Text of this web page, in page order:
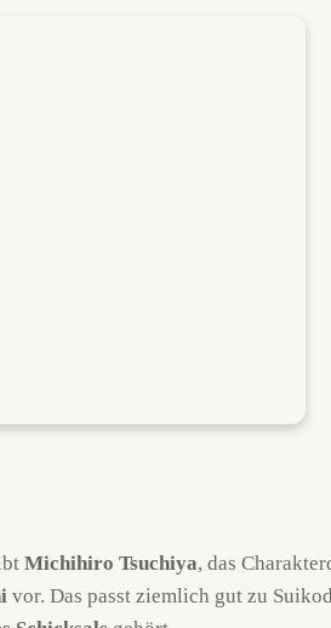
Michihiro Tsuchiya, das
vor. Das passt ziemlich gut zu